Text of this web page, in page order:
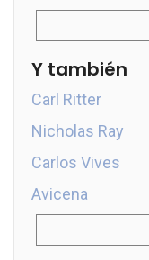
Y también
Carl Ritter
Nicholas Ray
Carlos Vives
Avicena